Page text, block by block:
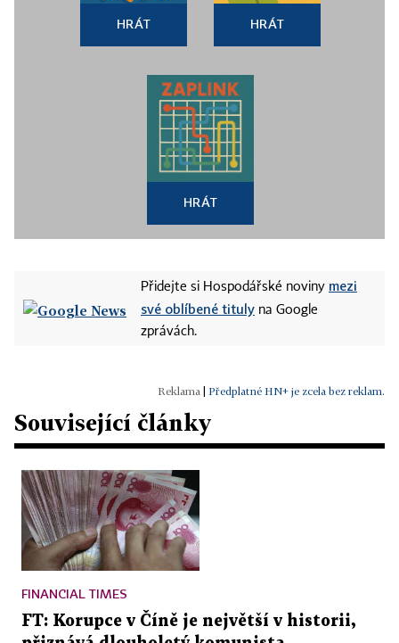
HRÁT HRÁT
HRÁT
Přidejte si Hospodářské noviny mezi
své oblíbené tituly na Google
zprávách.
Předplatné HN+ je zcela bez reklam.
Související články
FINANCIAL TIMES
FT: Korupce v Číně je největší v historii,